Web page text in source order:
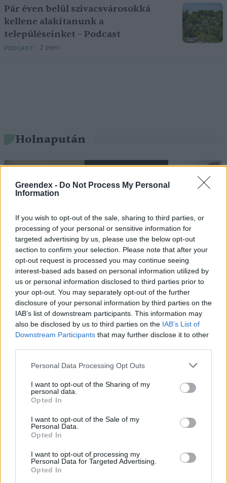
Greendex - Do Not Process My Personal
Information
If you wish to opt-out of the sale, sharing to third parties, or
processing of your personal or sensitive information for
targeted advertising by us, please use the below opt-out
section to confirm your selection. Please note that after your
opt-out request is processed you may continue seeing
interest-based ads based on personal information utilized by
us or personal information disclosed to third parties prior to
your opt-out. You may separately opt-out of the further
disclosure of your personal information by third parties on the
IAB’s list of downstream participants. This information may
also be disclosed by us to third parties on the IAB’s List of
Downstream Participants that may further disclose it to other
Personal Data Processing Opt Outs
I want to opt-out of the Sharing of my
personal data.
Opted In
I want to opt-out of the Sale of my
Personal Data.
Opted In
I want to opt-out of processing my
Personal Data for Targeted Advertising.
Opted In
Pár éven belül szivacsvárosokká
kellene alakítanunk a
településeinket – Podcast
PODCAST 2 perc
Holnapután
„Mindegy már, hogy milyen
víz, csak víz legyen” |
Holnapután
55:58
A
az ember
Greendex
Cickafark – Az évezredek óta
ismert gyógynövény